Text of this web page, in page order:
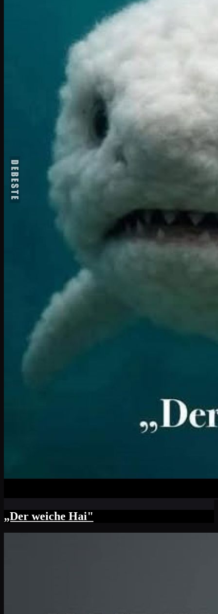
„Der weiche Hai"